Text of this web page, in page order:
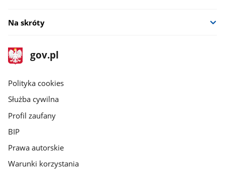
Na skróty
stopka
gov.pl
Strona
gov.pl
gov.pl
Polityka cookies
Służba cywilna
Profil zaufany
BIP
Prawa autorskie
Warunki korzystania